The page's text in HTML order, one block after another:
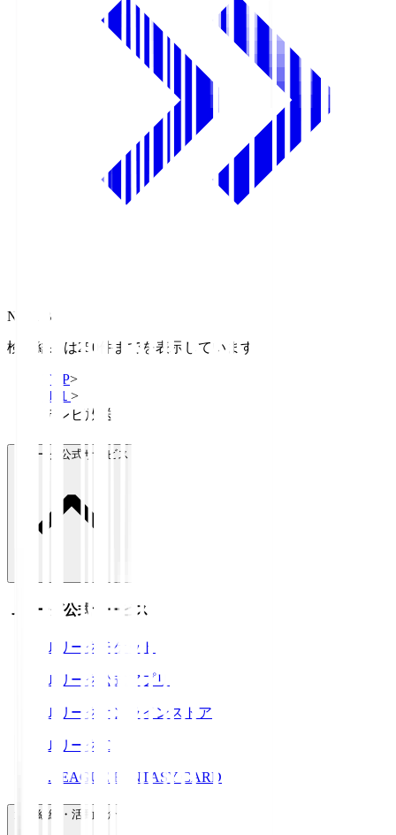
NHK BS
検索結果は250件までを表示しています
TOP>
Ｊ１ >
テレビ放送
Ｊリーグ公式サービス
Ｊリーグ公式サービス
Ｊリーグチケット
Ｊリーグ公式アプリ
Ｊリーグオンラインストア
ＪリーグID
J.LEAGUE FANTASY CARD
運営組織・活動紹介